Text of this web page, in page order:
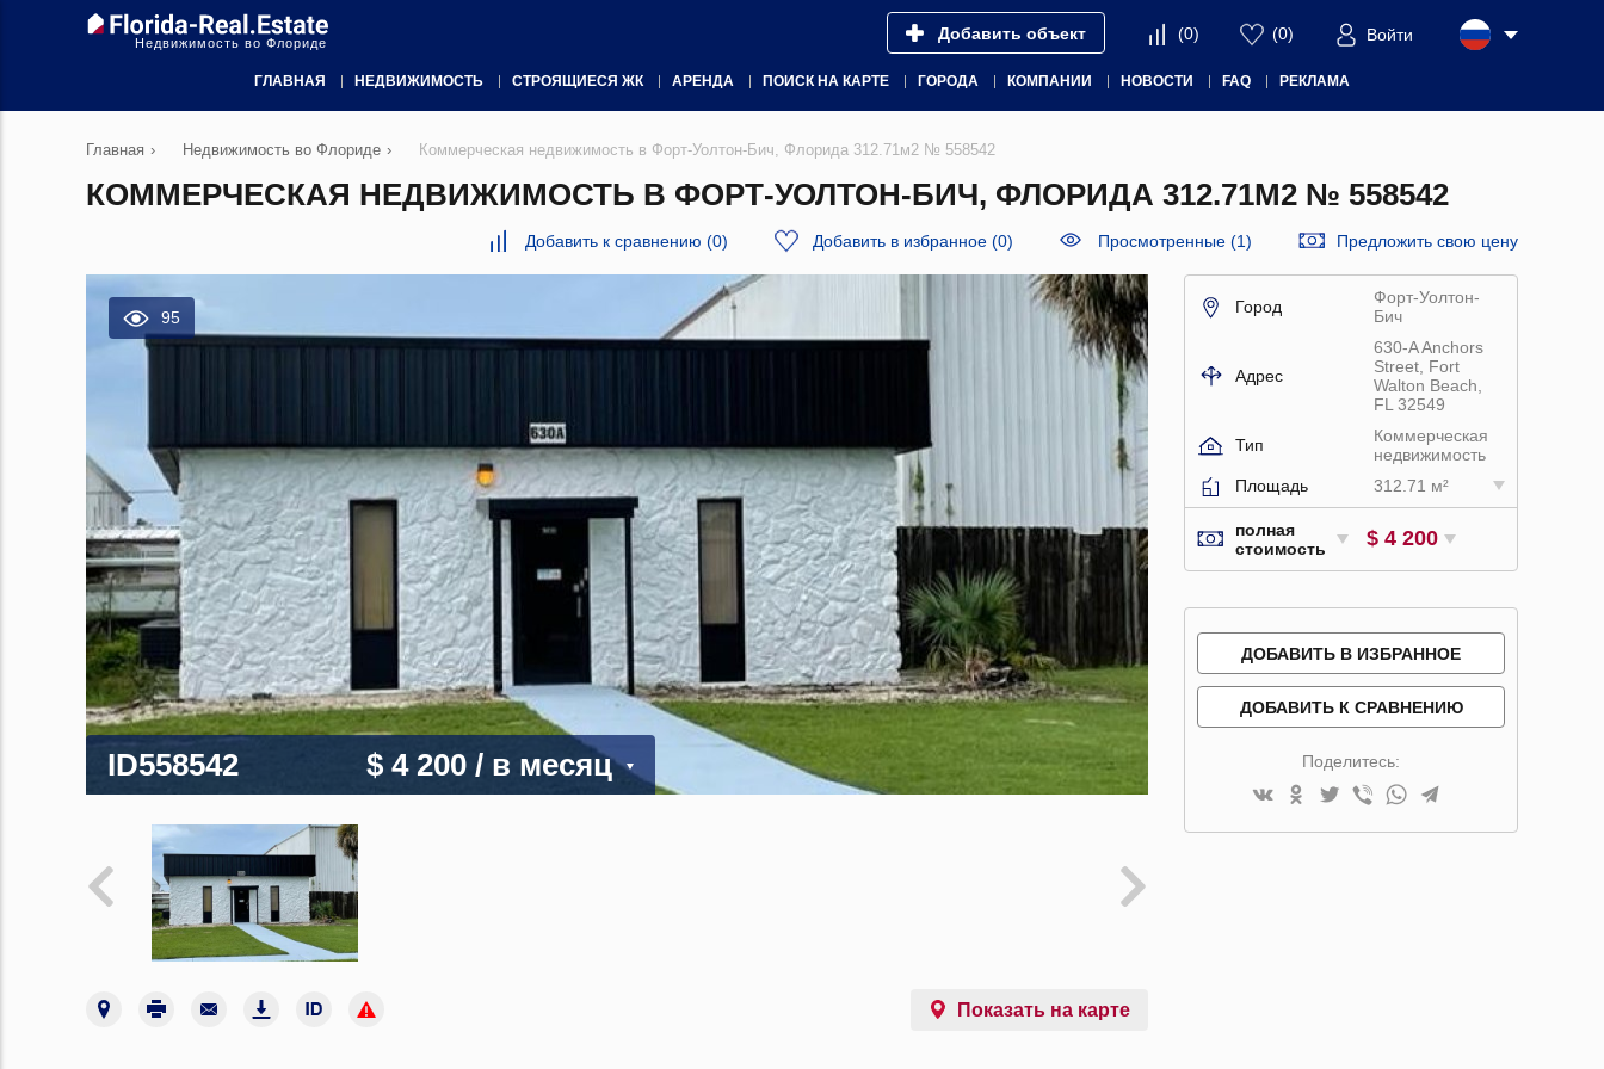
Недвижимость во Флориде Добавить объект (0) (0) Войти
ГЛАВНАЯ НЕДВИЖИМОСТЬ СТРОЯЩИЕСЯ ЖК АРЕНДА ПОИСК НА КАРТЕ ГОРОДА КОМПАНИИ НОВОСТИ FAQ РЕКЛАМА
Главная › Недвижимость во Флориде › Коммерческая недвижимость в Форт-Уолтон-Бич, Флорида 312.71м2 № 558542
КОММЕРЧЕСКАЯ НЕДВИЖИМОСТЬ В ФОРТ-УОЛТОН-БИЧ, ФЛОРИДА 312.71М2 № 558542
Добавить к сравнению (0) Добавить в избранное (0) Просмотренные (1) Предложить свою цену
95
ID558542 $ 4 200 / в месяц
Показать на карте
Город
Форт-Уолтон-
Бич
Адрес
630-A Anchors
Street, Fort
Walton Beach,
FL 32549
Тип
Коммерческая
недвижимость
Площадь
312.71 м²
полная
стоимость
$ 4 200
ДОБАВИТЬ В ИЗБРАННОЕ
ДОБАВИТЬ К СРАВНЕНИЮ
Поделитесь: